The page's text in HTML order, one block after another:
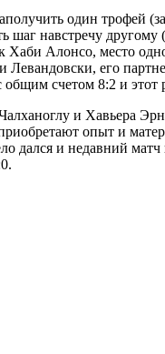
один трофей
шаг навстречу
Алонсо, место
его
счетом 8:2 и этот
и Хавьера
опыт и
и недавний матч